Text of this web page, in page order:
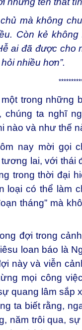
ngờ, vào giờ
những tên thất
mà không
Còn kẻ
ai đã được cho
nhiều hơn”.
trong
chúng ta nghĩ
nào và như thế
nay mời gọi
lai, với thái
trong thời đại
loại có thể làm
tháng” mà
đợi trong
loan báo là
này và viễn
mọi công
quang lâm sắp
ta biết rằng,